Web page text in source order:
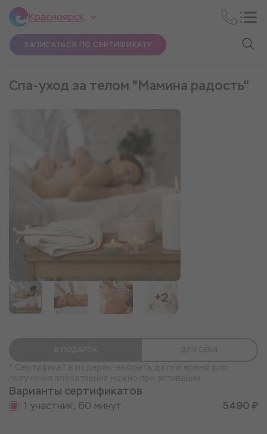
Красноярск
ЗАПИСАТЬСЯ ПО СЕРТИФИКАТУ
Спа-уход за телом "Мамина радость"
+2
Варианты сертификатов
1 участник, 60 минут 5490 ₽